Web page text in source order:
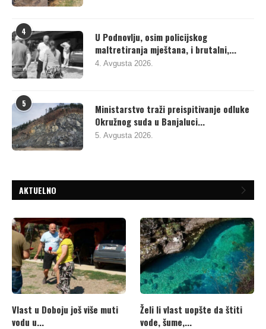
4
U Podnovlju, osim policijskog
maltretiranja mještana, i brutalni,...
4. Avgusta 2026.
5
Ministarstvo traži preispitivanje odluke
Okružnog suda u Banjaluci...
5. Avgusta 2026.
AKTUELNO
Vlast u Doboju još više muti
vodu u...
Želi li vlast uopšte da štiti
vode, šume,...